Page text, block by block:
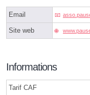
Email
Site web
Informations
Tarif CAF